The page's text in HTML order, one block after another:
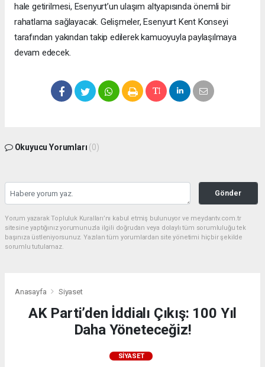
hale getirilmesi, Esenyurt’un ulaşım altyapısında önemli bir
rahatlama sağlayacak. Gelişmeler, Esenyurt Kent Konseyi
tarafından yakından takip edilerek kamuoyuyla paylaşılmaya
devam edecek.
Okuyucu Yorumları (0)
Gönder
Yorum yazarak Topluluk Kuralları’nı kabul etmiş bulunuyor ve meydantv.com.tr
sitesine yaptığınız yorumunuzla ilgili doğrudan veya dolaylı tüm sorumluluğu tek
başınıza üstleniyorsunuz. Yazılan tüm yorumlardan site yönetimi hiçbir şekilde
sorumlu tutulamaz.
Anasayfa Siyaset
AK Parti’den İddialı Çıkış: 100 Yıl
Daha Yöneteceğiz!
SIYASET